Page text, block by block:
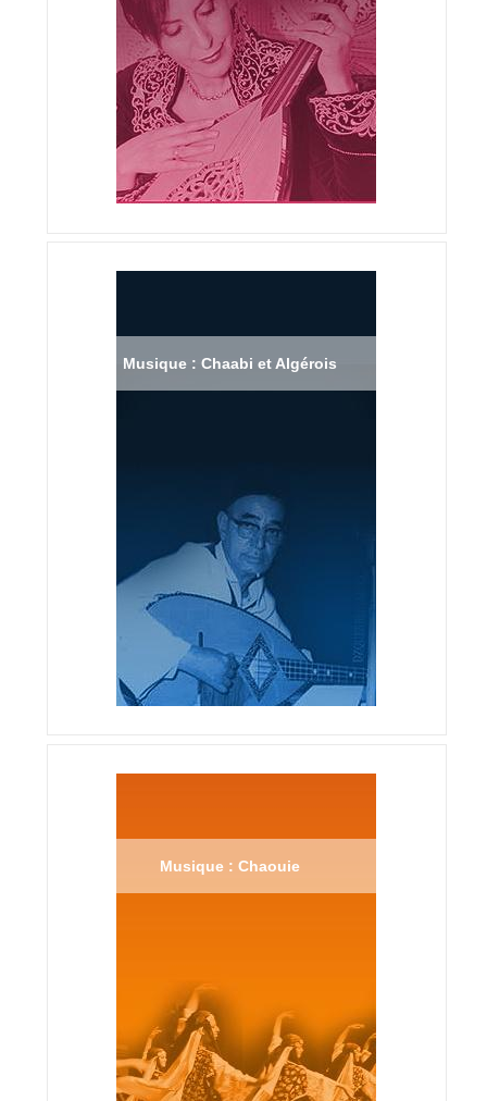
Musique : Chaabi et Algérois
Musique : Chaouie